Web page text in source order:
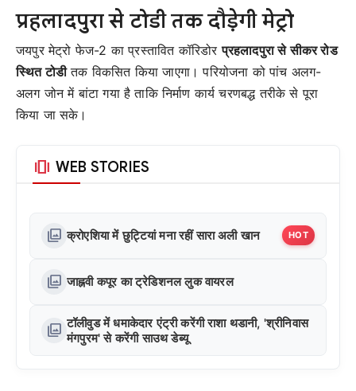
प्रहलादपुरा से टोडी तक दौड़ेगी मेट्रो
जयपुर मेट्रो फेज-2 का प्रस्तावित कॉरिडोरप्रहलादपुरा से सीकर रोड
स्थित टोडीतक विकसित किया जाएगा। परियोजना को पांच अलग-
अलग जोन में बांटा गया है ताकि निर्माण कार्य चरणबद्ध तरीके से पूरा
किया जा सके।
amp_stories WEB STORIES
photo_library क्रोएशिया में छुट्टियां मना रहीं सारा अली खान HOT
photo_library जाह्नवी कपूर का ट्रेडिशनल लुक वायरल
photo_library टॉलीवुड में धमाकेदार एंट्री करेंगी राशा थडानी, 'श्रीनिवास
मंगपुरम' से करेंगी साउथ डेब्यू